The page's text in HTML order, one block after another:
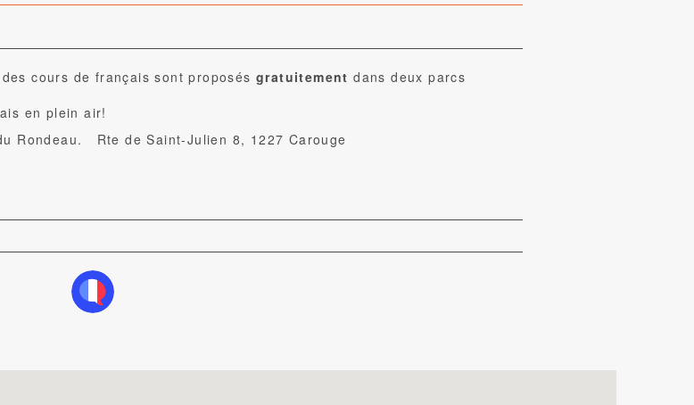
cours de français sont proposésgratuitement dans deux parcs
en plein air!
Rondeau.
Rte de Saint-Julien 8, 1227 Carouge